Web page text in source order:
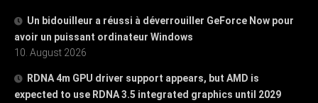
Un bidouilleur a réussi à déverrouiller GeForce Now pour
avoir un puissant ordinateur Windows
10. August 2026
RDNA 4m GPU driver support appears, but AMD is
expected to use RDNA 3.5 integrated graphics until 2029